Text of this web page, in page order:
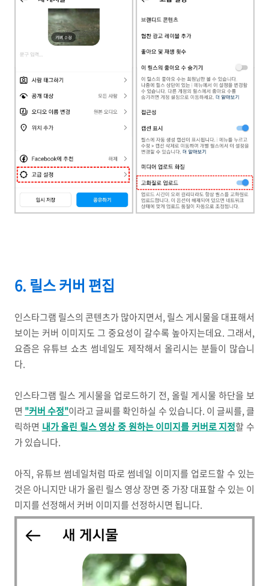
6. 릴스 커버 편집
인스타그램 릴스의 콘텐츠가 많아지면서, 릴스 게시물을 대표해서
보이는 커버 이미지도 그 중요성이 갈수록 높아지는데요. 그래서,
요즘은 유튜브 쇼츠 썸네일도 제작해서 올리시는 분들이 많습니
다.
인스타그램 릴스 게시물을 업로드하기 전, 올릴 게시물 하단을 보
면 "커버 수정"이라고 글씨를 확인하실 수 있습니다. 이 글씨를, 클
릭하면 내가 올린 릴스 영상 중 원하는 이미지를 커버로 지정할 수
가 있습니다.
아직, 유튜브 썸네일처럼 따로 썸네일 이미지를 업로드할 수 있는
것은 아니지만 내가 올린 릴스 영상 장면 중 가장 대표할 수 있는 이
미지를 선정해서 커버 이미지를 선정하시면 됩니다.